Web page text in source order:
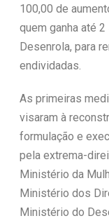
100,00 de
quem ganha até
Desenrola, para
endividadas.
As primeiras
visaram à
formulação e
pela extrema-
Ministério da
Ministério dos
Ministério do